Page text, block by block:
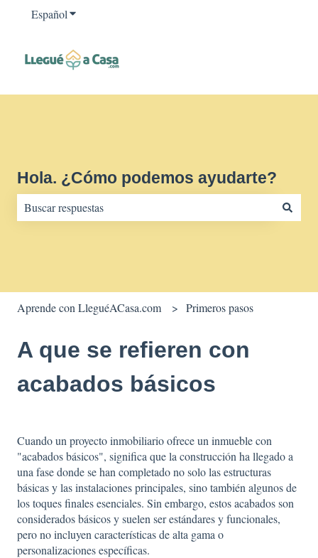
EspañolTraducciones de Mostrar submenú de
Hola. ¿Cómo podemos ayudarte?
Aprende con LleguéACasa.com Primeros pasos
A que se refieren con
acabados básicos
Cuando un proyecto inmobiliario ofrece un inmueble con
"acabados básicos", significa que la construcción ha llegado a
una fase donde se han completado no solo las estructuras
básicas y las instalaciones principales, sino también algunos de
los toques finales esenciales. Sin embargo, estos acabados son
considerados básicos y suelen ser estándares y funcionales,
pero no incluyen características de alta gama o
personalizaciones específicas.